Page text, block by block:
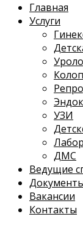
Главная
Услуги
УЗИ
ДМС
Ведущие
Вакансии
Контакты